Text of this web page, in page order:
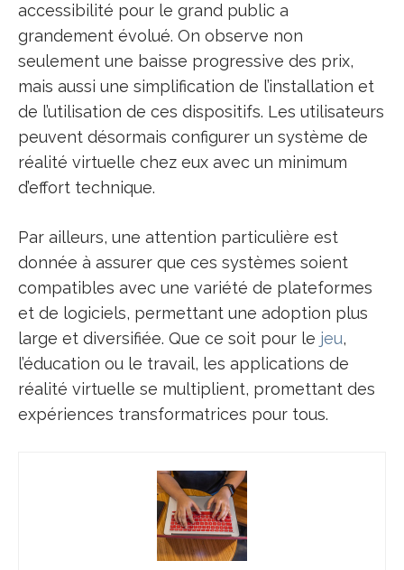
accessibilité pour le grand public a
grandement évolué. On observe non
seulement une baisse progressive des prix,
mais aussi une simplification de l’installation et
de l’utilisation de ces dispositifs. Les utilisateurs
peuvent désormais configurer un système de
réalité virtuelle chez eux avec un minimum
d’effort technique.
Par ailleurs, une attention particulière est
donnée à assurer que ces systèmes soient
compatibles avec une variété de plateformes
et de logiciels, permettant une adoption plus
large et diversifiée. Que ce soit pour le jeu,
l’éducation ou le travail, les applications de
réalité virtuelle se multiplient, promettant des
expériences transformatrices pour tous.